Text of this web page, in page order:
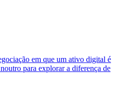
em que um ativo digital é
para explorar a diferença de